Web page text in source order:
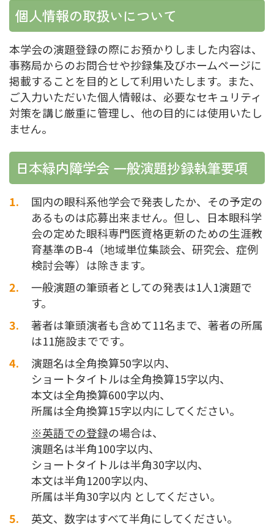
個人情報の取扱いについて
本学会の演題登録の際にお預かりしました内容は、
事務局からのお問合せや抄録集及びホームページに
掲載することを目的として利用いたします。また、
ご入力いただいた個人情報は、必要なセキュリティ
対策を講じ厳重に管理し、他の目的には使用いたし
ません。
日本緑内障学会 一般演題抄録執筆要項
国内の眼科系他学会で発表したか、その予定の
あるものは応募出来ません。但し、日本眼科学
会の定めた眼科専門医資格更新のための生涯教
育基準のB-4（地域単位集談会、研究会、症例
検討会等）は除きます。
一般演題の筆頭者としての発表は1人1演題で
す。
著者は筆頭演者も含めて11名まで、著者の所属
は11施設までです。
演題名は全角換算50字以内、
ショートタイトルは全角換算15字以内、
本文は全角換算600字以内、
所属は全角換算15字以内にしてください。
※英語での登録の場合は、
演題名は半角100字以内、
ショートタイトルは半角30字以内、
本文は半角1200字以内、
所属は半角30字以内 としてください。
英文、数字はすべて半角にしてください。